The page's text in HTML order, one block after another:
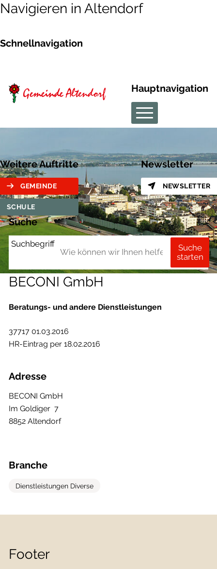
Navigieren in Altendorf
Schnellnavigation
Hauptnavigation
Weitere Auftritte
GEMEINDE
SCHULE
Newsletter
NEWSLETTER
Suche
Suchbegriff
Suche
starten
BECONI GmbH
Beratungs- und andere Dienstleistungen
37717 01.03.2016
HR-Eintrag per 18.02.2016
Adresse
BECONI GmbH
Im Goldiger 7
8852 Altendorf
Branche
Dienstleistungen Diverse
Footer